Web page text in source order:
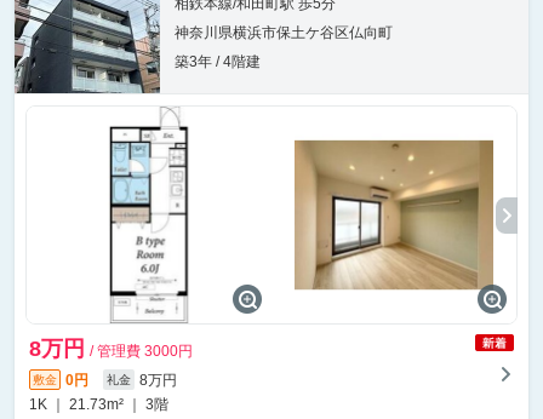
相鉄本線/和田町駅 歩5分
神奈川県横浜市保土ケ谷区仏向町
築3年 / 4階建
8万円 / 管理費 3000円
敷金 0円 礼金
8万円
1K ｜ 21.73m² ｜ 3階